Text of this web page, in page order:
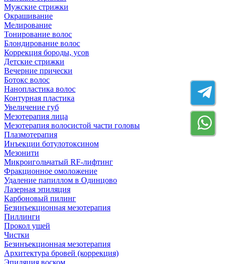
Мужские стрижки
Окрашивание
Мелирование
Тонирование волос
Блондирование волос
Коррекция бороды, усов
Детские стрижки
Вечерние прически
Ботокс волос
Нанопластика волос
Контурная пластика
Увеличение губ
Мезотерапия лица
Мезотерапия волосистой части головы
Плазмотерапия
Инъекции ботулотоксином
Мезонити
Микроигольчатый RF-лифтинг
Фракционное омоложение
Удаление папиллом в Одинцово
Лазерная эпиляция
Карбоновый пилинг
Безинъекционная мезотерапия
Пиллинги
Прокол ушей
Чистки
Безинъeкционная мезотерапия
Архитектура бровей (коррекция)
Эпиляция воском